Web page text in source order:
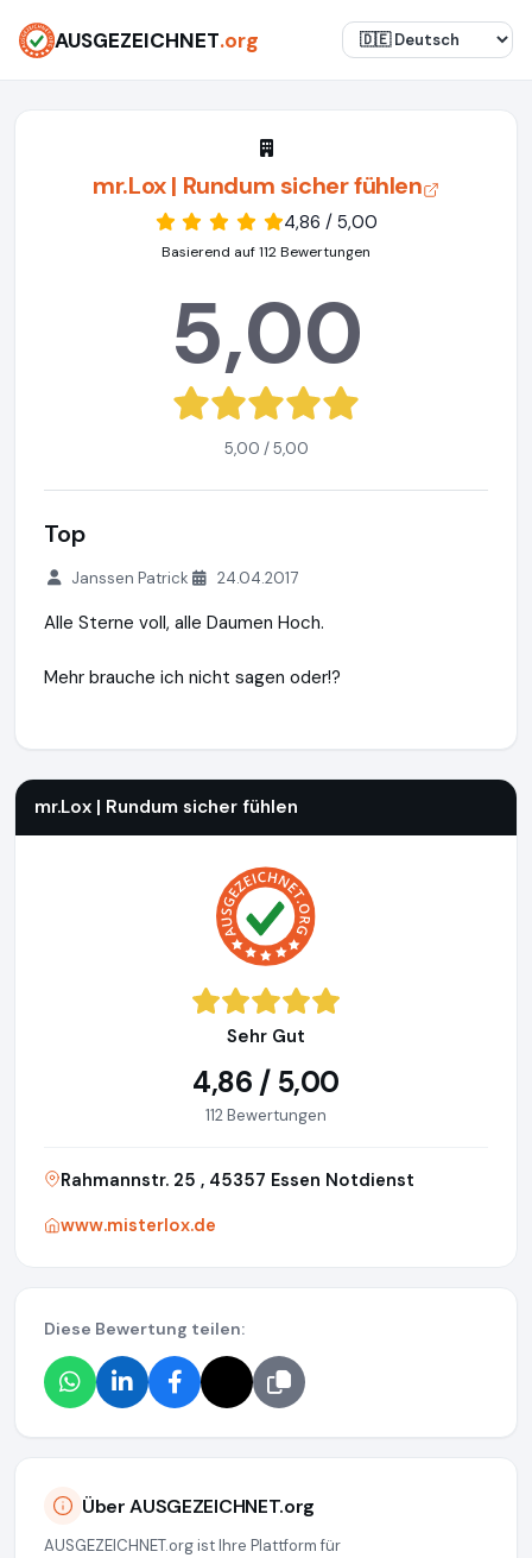
AUSGEZEICHNET.org
mr.Lox | Rundum sicher fühlen
4,86 / 5,00
Basierend auf 112 Bewertungen
5,00
5,00 / 5,00
Top
Janssen Patrick 24.04.2017
Alle Sterne voll, alle Daumen Hoch.
Mehr brauche ich nicht sagen oder!?
mr.Lox | Rundum sicher fühlen
Sehr Gut
4,86 / 5,00
112 Bewertungen
Rahmannstr. 25 , 45357 Essen Notdienst
www.misterlox.de
Diese Bewertung teilen:
Über AUSGEZEICHNET.org
AUSGEZEICHNET.org ist Ihre Plattform für